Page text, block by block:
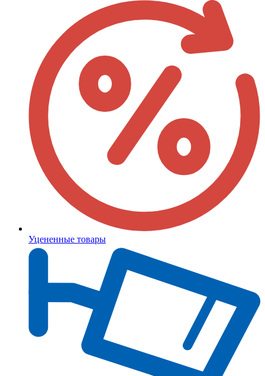
Уцененные товары